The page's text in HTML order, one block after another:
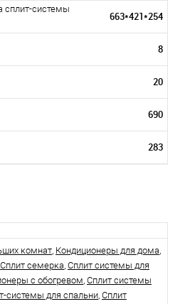
сплит-системы
663*421*254
8
20
690
283
комнат, Кондиционеры для дома,
Сплит семерка, Сплит системы для
с обогревом, Сплит системы
системы для спальни, Сплит